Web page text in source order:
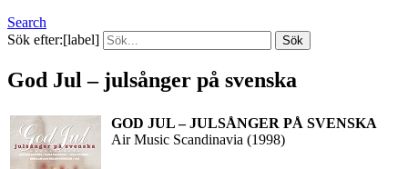
Search
Sök efter:[label]
God Jul – julsånger på svenska
GOD JUL – JULSÅNGER PÅ SVENSKA
Air Music Scandinavia (1998)